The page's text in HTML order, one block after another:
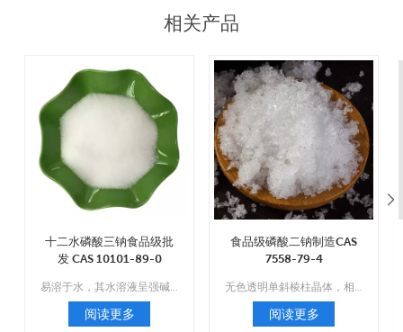
相关产品
十二水磷酸三钠食品级批
发 CAS 10101-89-0
阅读更多
食品级磷酸二钠制造CAS
7558-79-4
阅读更多